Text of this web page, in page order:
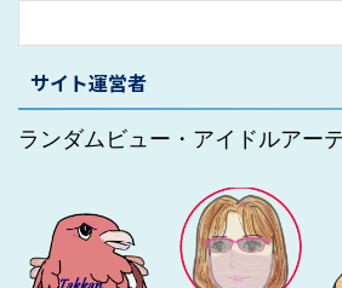
サイト運営者
ランダムビュー・アイドルアー